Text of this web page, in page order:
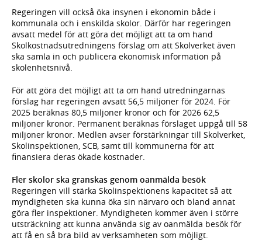
Regeringen vill också öka insynen i ekonomin både i
kommunala och i enskilda skolor. Därför har regeringen
avsatt medel för att göra det möjligt att ta om hand
Skolkostnadsutredningens förslag om att Skolverket även
ska samla in och publicera ekonomisk information på
skolenhetsnivå.
För att göra det möjligt att ta om hand utredningarnas
förslag har regeringen avsatt 56,5 miljoner för 2024. För
2025 beräknas 80,5 miljoner kronor och för 2026 62,5
miljoner kronor. Permanent beräknas förslaget uppgå till 58
miljoner kronor. Medlen avser förstärkningar till Skolverket,
Skolinspektionen, SCB, samt till kommunerna för att
finansiera deras ökade kostnader.
Fler skolor ska granskas genom oanmälda besök
Regeringen vill stärka Skolinspektionens kapacitet så att
myndigheten ska kunna öka sin närvaro och bland annat
göra fler inspektioner. Myndigheten kommer även i större
utsträckning att kunna använda sig av oanmälda besök för
att få en så bra bild av verksamheten som möjligt.